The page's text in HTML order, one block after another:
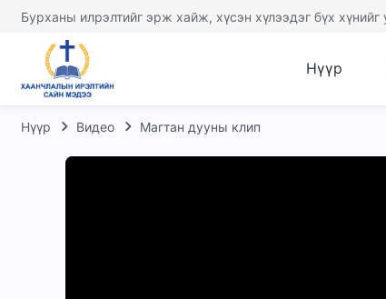
Бурханы илрэлтийг эрж хайж, хүсэн хүлээдэг бүх
Нүүр
Нүүр Видео Магтан дууны клип